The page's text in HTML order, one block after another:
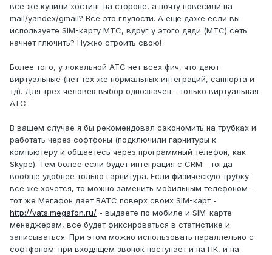
все же купили хостинг на стороне, а почту повесили на
mail/yandex/gmail? Всё это глупости. А еще даже если вы
используете SIM-карту МТС, вдруг у этого дяди (МТС) сеть
начнет глючить? Нужно строить свою!
Более того, у локальной АТС нет всех фич, что дают
виртуальные (нет тех же нормальных интеграций, саппорта и
тд). Для трех человек выбор однозначен - только виртуальная
АТС.
В вашем случае я бы рекомендовал сэкономить на трубках и
работать через софтфоны (подключили гарнитуры к
компьютеру и общаетесь через программный телефон, как
Skype). Тем более если будет интеграция с CRM - тогда
вообще удобнее только гарнитура. Если физическую трубку
всё же хочется, то можно заменить мобильным телефоном -
тот же Мегафон дает ВАТС поверх своих SIM-карт -
http://vats.megafon.ru/ - выдаете по мобиле и SIM-карте
менеджерам, всё будет фиксироваться в статистике и
записываться. При этом можно использовать параллельно с
софтфоном: при входящем звонок поступает и на ПК, и на